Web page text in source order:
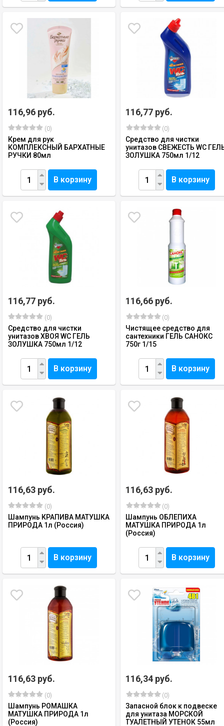
116,96 руб.
(0)
Крем для рук
КОМПЛЕКСНЫЙ БАРХАТНЫЕ
РУЧКИ 80мл
В корзину
116,77 руб.
(0)
Средство для чистки
унитазов СВЕЖЕСТЬ WC
ЗОЛУШКА 750мл 1/12
В корзину
116,77 руб.
(0)
Средство для чистки
унитазов ХВОЯ WC ГЕЛЬ
ЗОЛУШКА 750мл 1/12
В корзину
116,66 руб.
(0)
Чистящее средство для
сантехники ГЕЛЬ САНОКС
750г 1/15
В корзину
116,63 руб.
(0)
Шампунь КРАПИВА МАТУШКА
ПРИРОДА 1л (Россия)
В корзину
116,63 руб.
(0)
Шампунь ОБЛЕПИХА
МАТУШКА ПРИРОДА 1л
(Россия)
В корзину
116,63 руб.
(0)
Шампунь РОМАШКА
МАТУШКА ПРИРОДА 1л
(Россия)
116,34 руб.
(0)
Запасной блок к подвеске
для унитаза МОРСКОЙ
ТУАЛЕТНЫЙ УТЕНОК 55мл